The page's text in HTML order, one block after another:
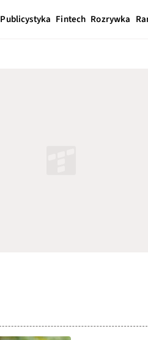
Publicystyka Fintech Rozrywka